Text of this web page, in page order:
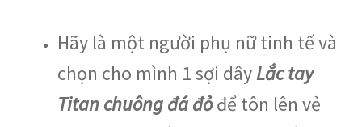
Hãy là một người phụ nữ tinh tế và
chọn cho mình 1 sợi dâyLắc tay
Titan chuông đá đỏđể tôn lên vẻ